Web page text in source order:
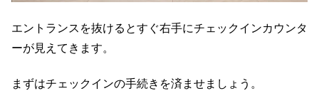
エントランスを抜けるとすぐ右手にチェックインカウンタ
ーが見えてきます。
まずはチェックインの手続きを済ませましょう。